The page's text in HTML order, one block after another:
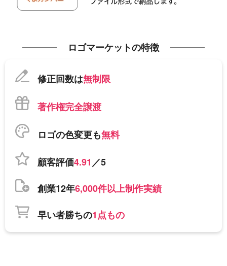
ロゴマーケットの特徴
修正回数は無制限
著作権完全譲渡
ロゴの色変更も無料
顧客評価4.91／5
創業12年6,000件以上制作実績
早い者勝ちの1点もの